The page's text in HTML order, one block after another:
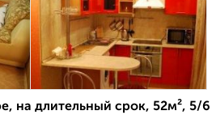
на длительный срок, 52м², 5/6